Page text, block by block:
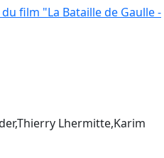
du film "La Bataille de Gaulle -
Lhermitte,Karim